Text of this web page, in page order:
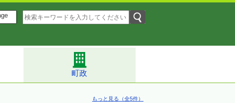
町政
もっと見る（全5件）